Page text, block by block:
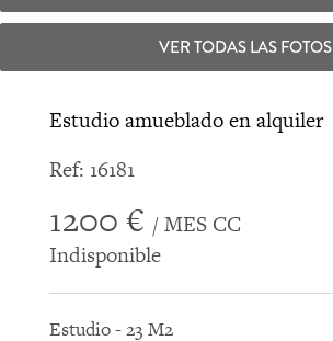
VER TODAS LAS FOTOS
Estudio amueblado en alquiler
Ref: 16181
1200 € / MES CC
Indisponible
Estudio - 23 M2